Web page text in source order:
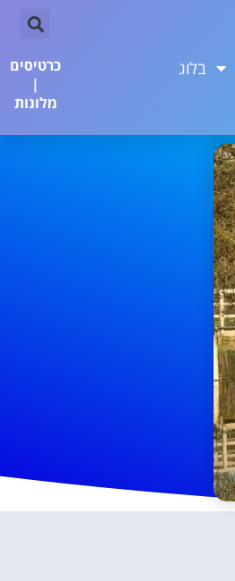
בלוג
כרטיסים
|
מלונות